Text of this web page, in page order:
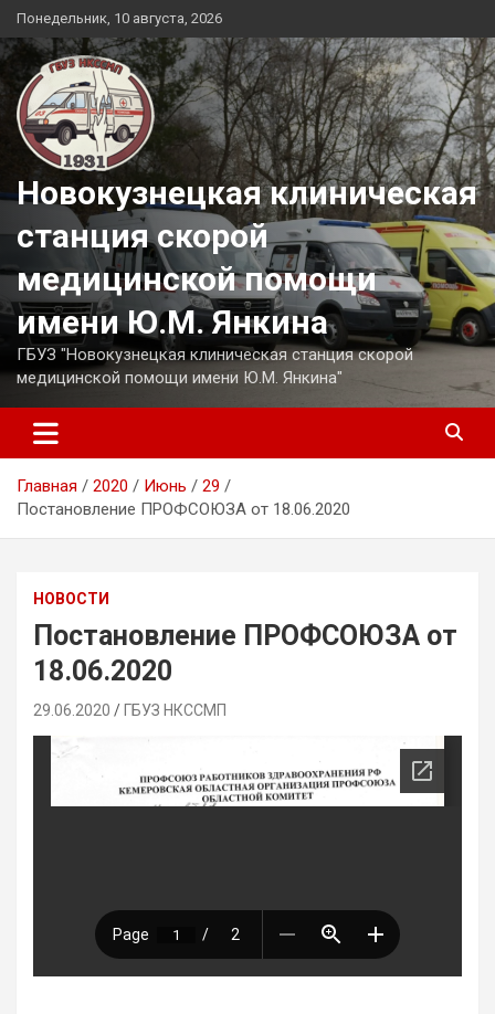
Перейти
к
содержимому
Понедельник, 10 августа, 2026
Новокузнецкая клиническая
станция скорой
медицинской помощи
имени Ю.М. Янкина
ГБУЗ "Новокузнецкая клиническая станция скорой
медицинской помощи имени Ю.М. Янкина"
Главная 2020 Июнь
29
Постановление ПРОФСОЮЗА от 18.06.2020
НОВОСТИ
Постановление ПРОФСОЮЗА от
18.06.2020
29.06.2020 ГБУЗ НКССМП